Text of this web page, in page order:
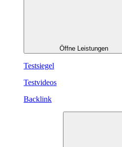
Öffne Leistungen
Testsiegel
Testvideos
Backlink